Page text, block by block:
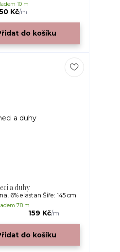
Kč/m
10 m
do košíku
a duhy
6% elastan Šíře: 145 cm
159 Kč/m
7.8 m
do košíku